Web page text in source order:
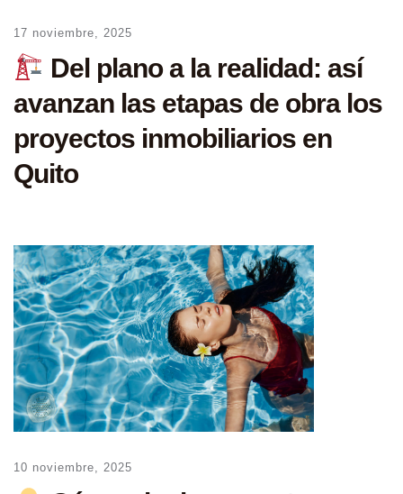
17 noviembre, 2025
Del plano a la realidad: así
avanzan las etapas de obra los
proyectos inmobiliarios en
Quito
10 noviembre, 2025